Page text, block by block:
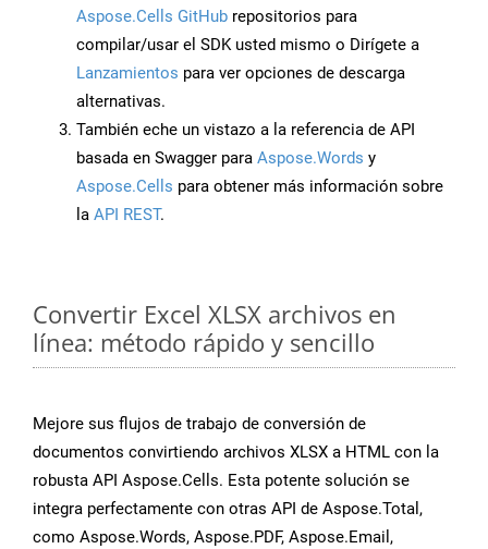
Aspose.Cells GitHub repositorios para
compilar/usar el SDK usted mismo o Dirígete a
Lanzamientos para ver opciones de descarga
alternativas.
También eche un vistazo a la referencia de API
basada en Swagger para Aspose.Words y
Aspose.Cells para obtener más información sobre
la API REST.
Convertir Excel XLSX archivos en
línea: método rápido y sencillo
Mejore sus flujos de trabajo de conversión de
documentos convirtiendo archivos XLSX a HTML con la
robusta API Aspose.Cells. Esta potente solución se
integra perfectamente con otras API de Aspose.Total,
como Aspose.Words, Aspose.PDF, Aspose.Email,